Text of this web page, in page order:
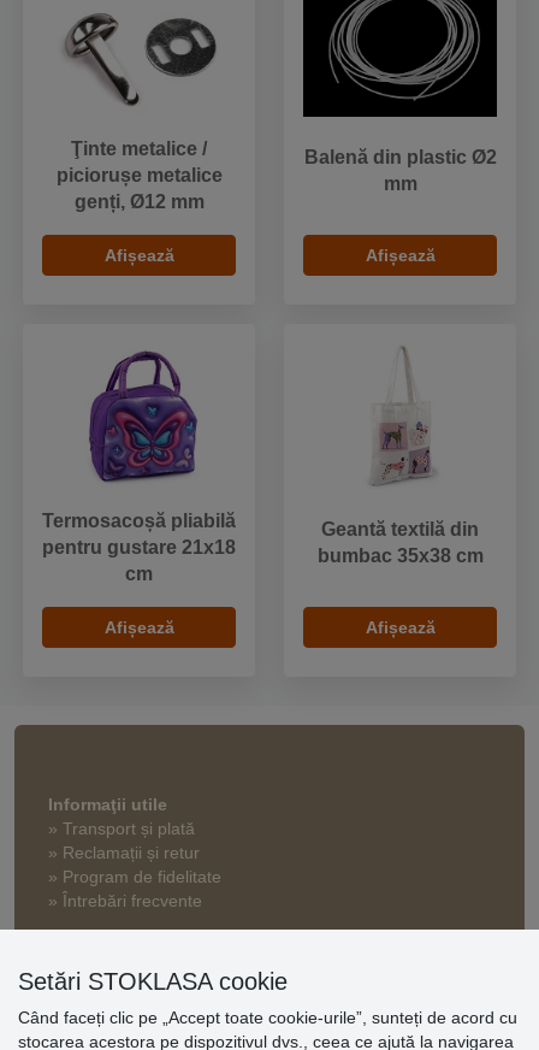
Ţinte metalice /
piciorușe metalice
genți, Ø12 mm
Afișează
Balenă din plastic Ø2
mm
Afișează
Termosacoșă pliabilă
pentru gustare 21x18
cm
Afișează
Geantă textilă din
bumbac 35x38 cm
Afișează
Informaţii utile
» Transport și plată
» Reclamații și retur
» Program de fidelitate
» Întrebări frecvente
» Setări cookie
Setări STOKLASA cookie
Când faceți clic pe „Accept toate cookie-urile”, sunteți de acord cu
stocarea acestora pe dispozitivul dvs., ceea ce ajută la navigarea